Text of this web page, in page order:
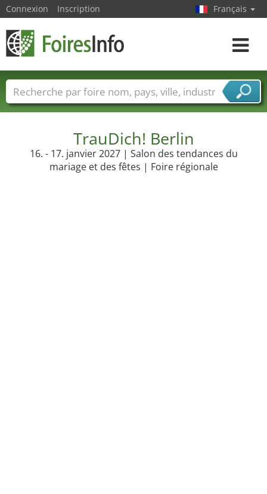
TrauDich! Berlin
16. - 17. janvier 2027 | Salon des tendances du
mariage et des fêtes | Foire régionale
Connexion Inscription Français
Toggle
Foire noms Pays Villes
Secteurs de foire